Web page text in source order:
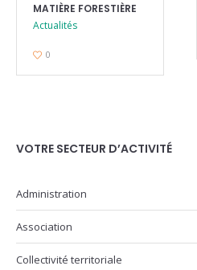
MATIÈRE FORESTIÈRE
Actualités
0
VOTRE SECTEUR D’ACTIVITÉ
Administration
Association
Collectivité territoriale